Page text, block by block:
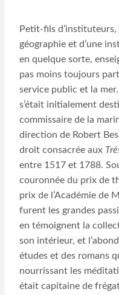
Petit-fils d’instituteurs,
géographie et d’une
en quelque sorte,
pas moins toujours
service public et la
s’était initialement
commissaire de la
direction de Robert
droit consacrée aux
entre 1517 et 1788.
couronnée du prix de
prix de l’Académie de
furent les grandes
en témoignent la
son intérieur, et
études et des romans
nourrissant les
était capitaine de